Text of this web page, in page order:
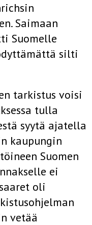
Saimaan
Suomelle
silti
tarkistus voisi
tulla
syytä ajatella
kaupungin
Suomen
ei
oli
vetää